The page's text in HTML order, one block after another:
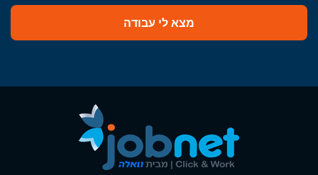
מצא לי עבודה